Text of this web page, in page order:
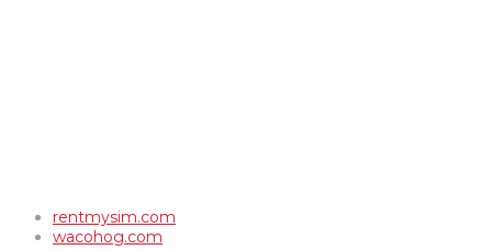
rentmysim.com
wacohog.com